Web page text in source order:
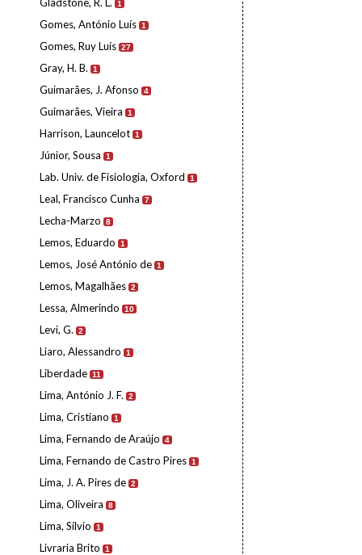
1
Gomes, António Luís 1
Gomes, Ruy Luís 27
Gray, H. B. 1
Guimarães, J. Afonso 4
Guimarães, Vieira 1
Harrison, Launcelot 1
Júnior, Sousa 1
Lab. Univ. de Fisiologia, Oxford 1
Leal, Francisco Cunha 7
Lecha-Marzo 8
Lemos, Eduardo 1
Lemos, José António de 1
Lemos, Magalhães 2
Lessa, Almerindo 10
Levi, G. 2
Liaro, Alessandro 1
Liberdade 11
Lima, António J. F. 2
Lima, Cristiano 1
Lima, Fernando de Araújo 4
Lima, Fernando de Castro Pires 1
Lima, J. A. Pires de 2
Lima, Oliveira 8
Lima, Sílvio 1
Livraria Brito 1